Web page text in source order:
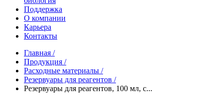
Поддержка
О компании
Карьера
Контакты
Главная /
Продукция /
Расходные материалы /
Резервуары для реагентов /
Резервуары для реагентов, 100 мл, с...